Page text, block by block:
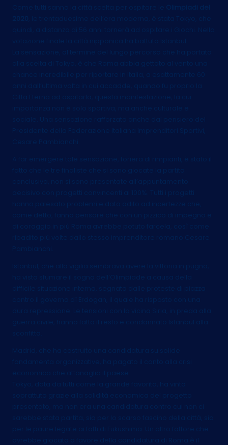
Come tutti sanno la città scelta per ospitare le
Olimpiadi del
2020
, le trentaduesime dell’era moderna, è stata Tokyo, che
quindi, a distanza di 56 anni tornerà ad ospitare i Giochi. Nella
votazione finale la città nipponica ha battuto Istanbul.
La sensazione, al termine del lungo percorso che ha portato
alla scelta di Tokyo, è che Roma abbia gettato al vento una
chance incredibile per riportare in Italia, a esattamente 60
anni dall’ultima volta in cui accadde, quando fu proprio la
Citta Eterna ad ospitarla, questa manifestazione, la cui
importanza non è solo sportiva, ma anche culturale e
sociale. Una sensazione rafforzata anche dal pensiero del
Presidente della Federazione Italiana Imprenditori Sportivi,
Cesare Pambianchi.
A far emergere tale sensazione, foriera di rimpianti, è stato il
fatto che le tre finaliste che si sono giocate la partita
conclusiva, non si sono presentate all’appuntamento
decisivo con progetti convincenti al 100%. Tutti i progetti
hanno palesato problemi e dato adito ad incertezze che,
come detto, fanno pensare che con un pizzico di impegno e
di coraggio in più Roma avrebbe potuto farcela, così come
ribadito più volte dallo stesso imprenditore romano Cesare
Istanbul, che alla vigilia sembrava avere la vittoria in pugno,
ha visto sfumare il sogno dell’Olimpiade a causa della
difficile situazione interna, segnata dalle proteste di piazza
contro il governo dì Erdogan, il quale ha risposto con una
dura repressione. Le tensioni con la vicina Siria, in preda alla
guerra civile, hanno fatto il resto e condannato Istanbul alla
sconfitta.
Madrid, che ha costruito una candidatura su solide
fondamenta organizzative, ha pagato il conto alla crisi
economica che attanaglia il paese.
Tokyo, data da tutti come la grande favorita, ha vinto
soprattuto grazie alla solidità economica del progetto
presentato, ma non era una candidatura contro cui non ci
sarebbe stata partita, sia per lo scarso fascino della città, sia
per le paure legate ai fatti di Fukushima. Un altro fattore che
avrebbe giocato a favore della candidatura di Roma è il